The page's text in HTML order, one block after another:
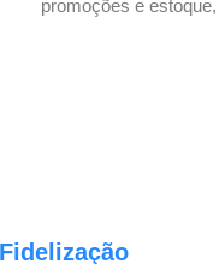
promoções e